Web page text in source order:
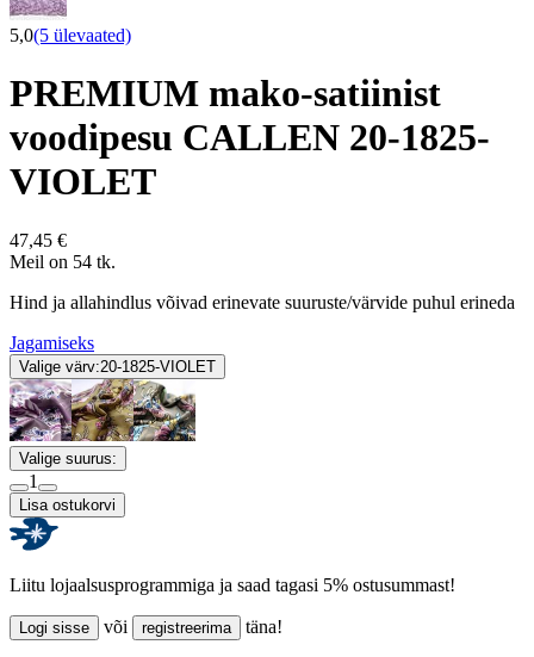
5,0(5 ülevaated)
PREMIUM mako-satiinist
voodipesu CALLEN 20-1825-
VIOLET
47,45 €
Meil on 54 tk.
Hind ja allahindlus võivad erinevate suuruste/värvide puhul erineda
Jagamiseks
Valige värv:20-1825-VIOLET
Valige suurus:
1
Lisa ostukorvi
Liitu lojaalsusprogrammiga ja saad tagasi 5% ostusummast!
Logi sisse või registreerima täna!